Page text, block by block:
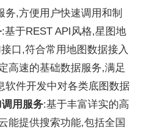
务,方便用户快速调用和制
:基于REST API风格,星图地
口,符合常用地图数据接入
高速的基础数据服务,满足
软件开发中对各类底图数据
调用服务:基于丰富详实的高
能提供搜索功能,包括全国